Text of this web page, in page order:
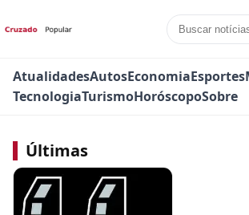
AtualidadesAutosEconomiaEsportes
TecnologiaTurismoHoróscopoSobre
Últimas